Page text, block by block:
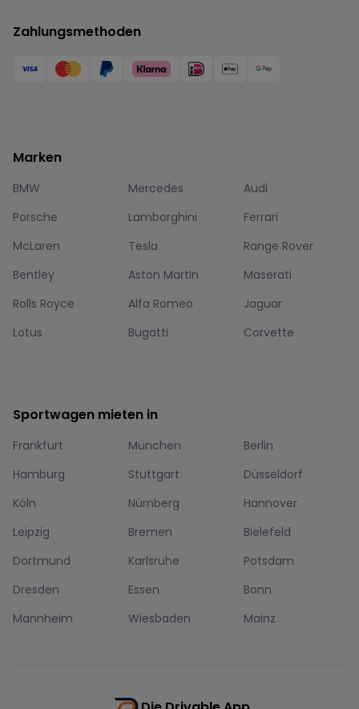
Zahlungsmethoden
Marken
BMW Mercedes
Audi
Porsche
Lamborghini
Ferrari
McLaren
Tesla
Range Rover
Bentley
Aston Martin
Maserati
Rolls Royce
Alfa Romeo
Jaguar
Lotus
Bugatti Corvette
Sportwagen mieten in
Frankfurt München
Berlin
Hamburg
Stuttgart
Düsseldorf
Köln
Nürnberg
Hannover
Leipzig
Bremen
Bielefeld
Dortmund
Karlsruhe
Potsdam
Dresden
Essen
Bonn
Mannheim
Wiesbaden Mainz